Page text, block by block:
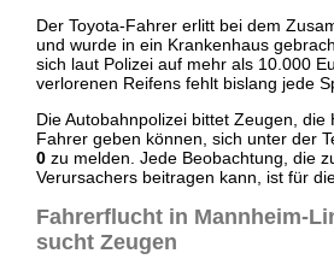
Der Toyota-Fahrer erlitt bei dem
und wurde in ein Krankenhaus
sich laut Polizei auf mehr als 10.000
verlorenen Reifens fehlt bislang jede
Die Autobahnpolizei bittet Zeugen,
Fahrer geben können, sich unter der
0 zu melden. Jede Beobachtung, die
Verursachers beitragen kann, ist für
Fahrerflucht in Mannheim-
sucht Zeugen